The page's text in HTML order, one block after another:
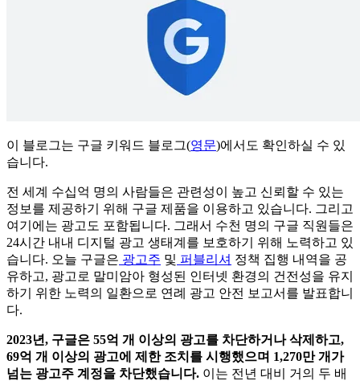
이 블로그는 구글 키워드 블로그(영문)에서도 확인하실 수 있
습니다.
전 세계 수십억 명의 사람들은 관련성이 높고 신뢰할 수 있는
정보를 제공하기 위해 구글 제품을 이용하고 있습니다. 그리고
여기에는 광고도 포함됩니다. 그래서 수천 명의 구글 직원들은
24시간 내내 디지털 광고 생태계를 보호하기 위해 노력하고 있
습니다. 오늘 구글은 광고주 및 퍼블리셔 정책 집행 내역을 공
유하고, 광고로 말미암아 형성된 인터넷 환경의 건전성을 유지
하기 위한 노력의 일환으로 연례 광고 안전 보고서를 발표합니
다.
2023년, 구글은 55억 개 이상의 광고를 차단하거나 삭제하고,
69억 개 이상의 광고에 제한 조치를 시행했으며 1,270만 개가
넘는 광고주 계정을 차단했습니다. 이는 전년 대비 거의 두 배